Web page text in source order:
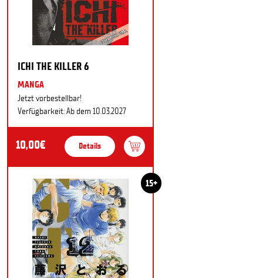
ICHI THE KILLER 6
MANGA
Jetzt vorbestellbar!
Verfügbarkeit: Ab dem 10.03.2027
10,00€ Details
15+